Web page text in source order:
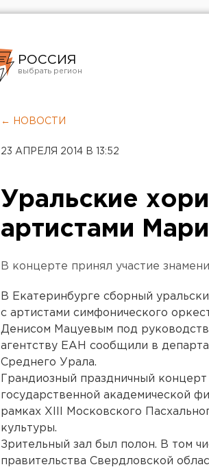
РОССИЯ
Челябинск
← НОВОСТИ
23 АПРЕЛЯ 2014 В 13:52
Уральские
артистами
В концерте принял участие
В Екатеринбурге сборный
с артистами симфонического
Денисом Мацуевым под
агентству ЕАН сообщили в
Среднего Урала.
Грандиозный праздничный
государственной академической
рамках XIII Московского
культуры.
Зрительный зал был полон. В том
правительства Свердловской